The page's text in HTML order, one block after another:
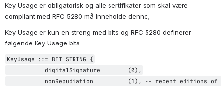
Key Usage er obligatorisk og alle sertifikater som skal være
compliant med RFC 5280 må inneholde denne,
Key Usage er kun en streng med bits og RFC 5280 definerer
følgende Key Usage bits:
KeyUsage ::= BIT STRING {